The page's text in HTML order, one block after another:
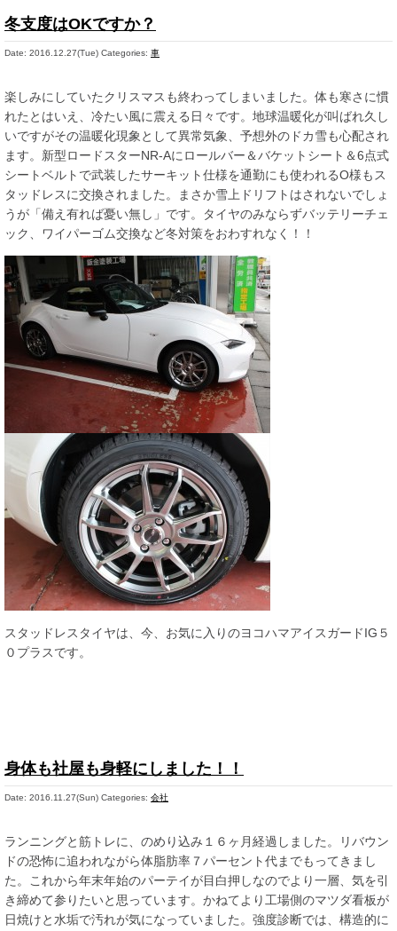
冬支度はOKですか？
Date: 2016.12.27(Tue) Categories: 車
楽しみにしていたクリスマスも終わってしまいました。体も寒さに慣
れたとはいえ、冷たい風に震える日々です。地球温暖化が叫ばれ久し
いですがその温暖化現象として異常気象、予想外のドカ雪も心配され
ます。新型ロードスターNR-Aにロールバー＆バケットシート＆6点式
シートベルトで武装したサーキット仕様を通勤にも使われるO様もス
タッドレスに交換されました。まさか雪上ドリフトはされないでしょ
うが「備え有れば憂い無し」です。タイヤのみならずバッテリーチェ
ック、ワイパーゴム交換など冬対策をおわすれなく！！
スタッドレスタイヤは、今、お気に入りのヨコハマアイスガードIG５
０プラスです。
身体も社屋も身軽にしました！！
Date: 2016.11.27(Sun) Categories: 会社
ランニングと筋トレに、のめり込み１６ヶ月経過しました。リバウン
ドの恐怖に追われながら体脂肪率７パーセント代までもってきまし
た。これから年末年始のパーテイが目白押しなのでより一層、気を引
き締めて参りたいと思っています。かねてより工場側のマツダ看板が
日焼けと水垢で汚れが気になっていました。強度診断では、構造的に